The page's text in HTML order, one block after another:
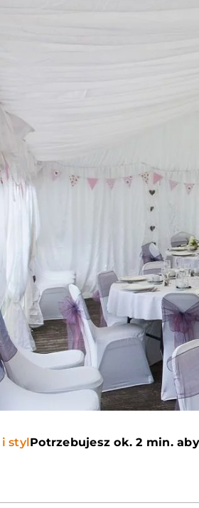
i stylPotrzebujesz ok. 2 min.